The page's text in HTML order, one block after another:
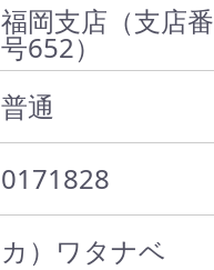
福岡支店（支店番
号652）
普通
0171828
カ）ワタナベ